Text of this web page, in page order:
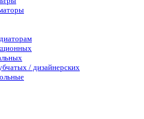
/ дизайнерских